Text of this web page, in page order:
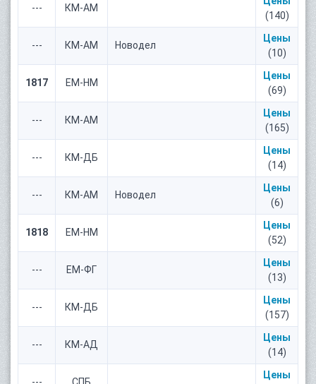
--- КМ-АМ
(140)
--- КМ-АМ Новодел
Цены
(10)
1817 ЕМ-НМ
Цены
(69)
--- КМ-АМ
Цены
(165)
--- КМ-ДБ
Цены
(14)
--- КМ-АМ Новодел
Цены
(6)
1818 ЕМ-НМ
Цены
(52)
--- ЕМ-ФГ
Цены
(13)
--- КМ-ДБ
Цены
(157)
--- КМ-АД
Цены
(14)
--- СПБ
Цены